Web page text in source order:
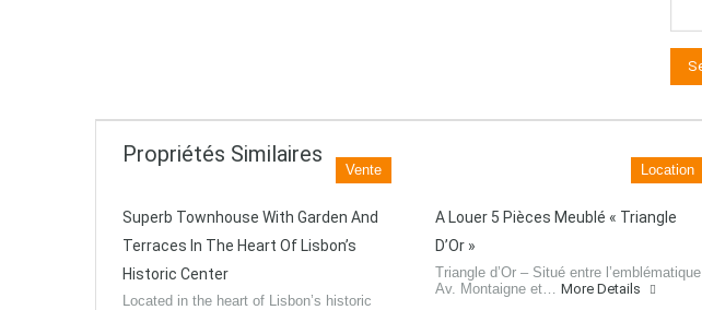
Propriétés Similaires
Vente
Superb Townhouse With Garden And
Terraces In The Heart Of Lisbon’s
Historic Center
Located in the heart of Lisbon’s historic
Location
A Louer 5 Pièces Meublé « Triangle
D’Or »
Triangle d’Or – Situé entre l’emblématique
Av. Montaigne et… More Details